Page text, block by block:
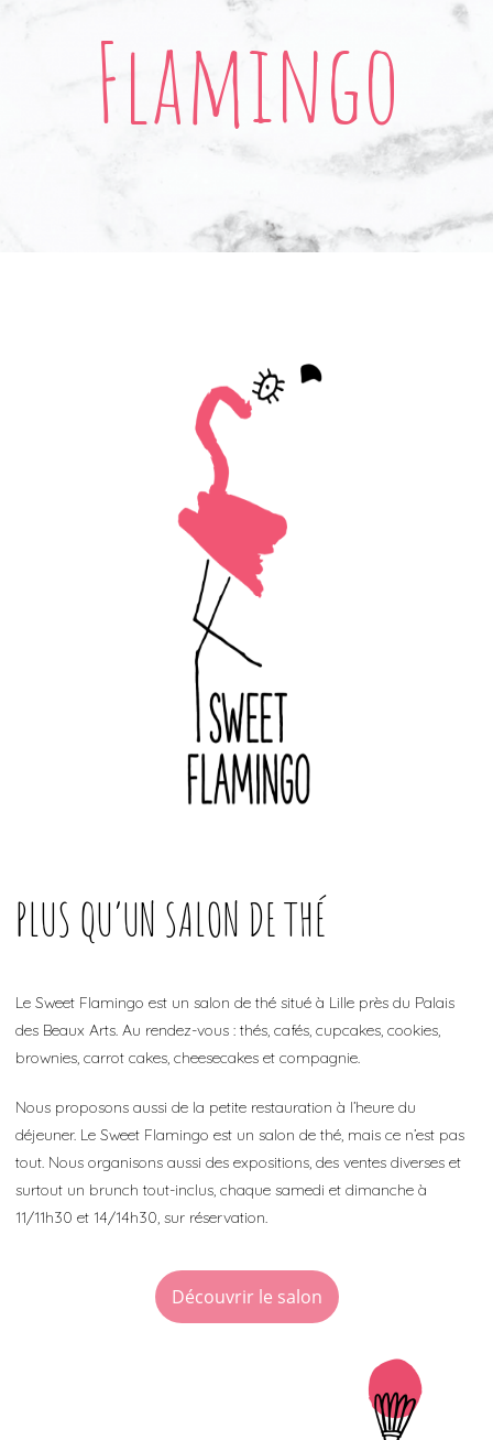
Flamingo
PLUS QU’UN SALON DE THÉ
Le Sweet Flamingo est un salon de thé situé à Lille près du Palais
des Beaux Arts. Au rendez-vous : thés, cafés, cupcakes, cookies,
brownies, carrot cakes, cheesecakes et compagnie.
Nous proposons aussi de la petite restauration à l’heure du
déjeuner. Le Sweet Flamingo est un salon de thé, mais ce n’est pas
tout. Nous organisons aussi des expositions, des ventes diverses et
surtout un brunch tout-inclus, chaque samedi et dimanche à
11/11h30 et 14/14h30, sur réservation.
Découvrir le salon